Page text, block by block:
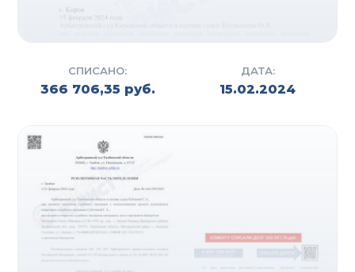
СПИСАНО:
366 706,35 руб.
ДАТА:
15.02.2024